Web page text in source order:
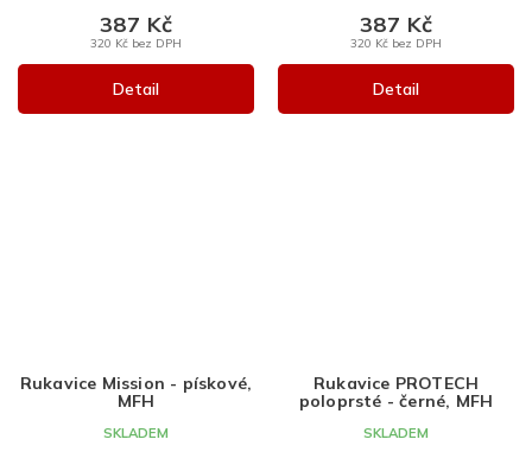
320 Kč bez DPH
387 Kč
Detail
320 Kč bez DPH
387 Kč
Detail
Rukavice Mission - pískové,
MFH
SKLADEM
Rukavice PROTECH
poloprsté - černé, MFH
SKLADEM